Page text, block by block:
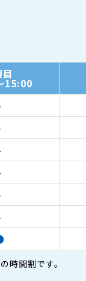
15:00
時間割です。